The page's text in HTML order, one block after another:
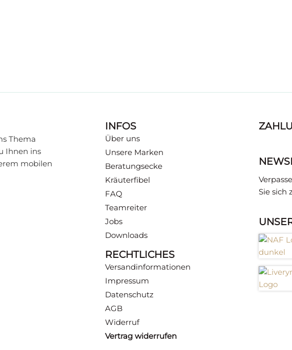
gesund hält: Expertenwissen zu
verständlich erklärt, finden
Thema
Ihnen ins
mobilen
INFOS
Über uns
Unsere Marken
Beratungsecke
Kräuterfibel
FAQ
Teamreiter
Jobs
Downloads
RECHTLICHES
Versandinformationen
Impressum
Datenschutz
AGB
Widerruf
Vertrag widerrufen
Sie sich